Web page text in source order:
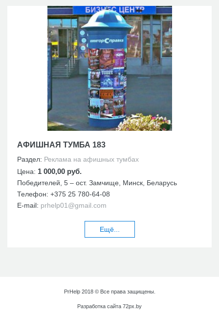
АФИШНАЯ ТУМБА 183
Раздел: Реклама на афишных тумбах
Цена: 1 000,00 руб.
Победителей, 5 – ост. Замчище, Минск, Беларусь
Телефон: +375 25 780-64-08
E-mail: prhelp01@gmail.com
Ещё...
PrHelp 2018 © Все права защищены.
Разработка сайта 72px.by